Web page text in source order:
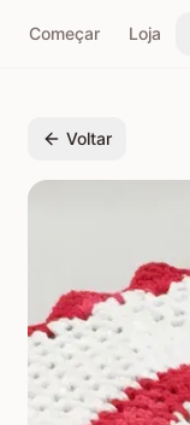
Começar Loja
Voltar